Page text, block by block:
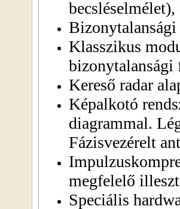
Bizonytalansági
Klasszikus
bizonytalansági
Kereső radar
Képalkotó
diagrammal.
Fázisvezérelt
megfelelő
Speciális